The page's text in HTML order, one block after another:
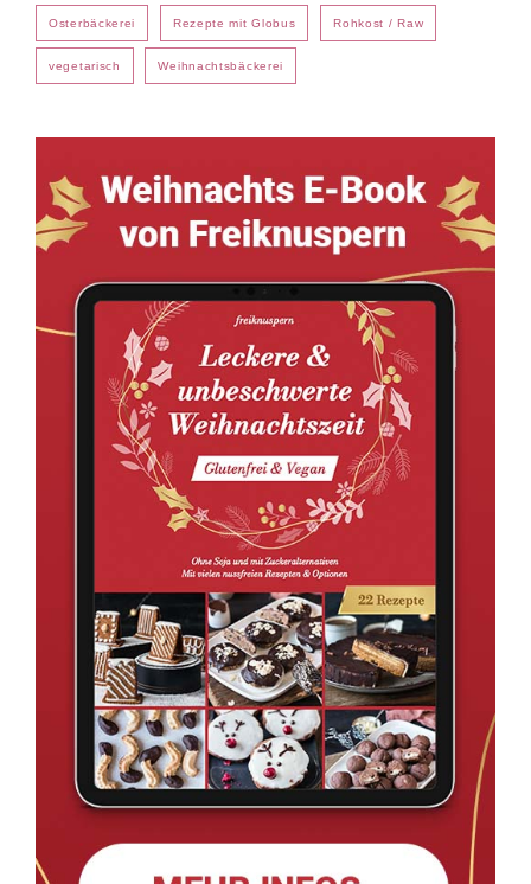
Osterbäckerei Rezepte mit Globus Rohkost / Raw
vegetarisch Weihnachtsbäckerei